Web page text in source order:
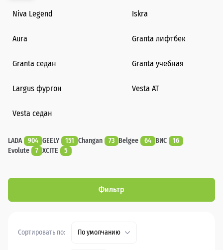
Niva Legend Iskra
Aura Granta лифтбек
Granta седан Granta учебная
Largus фургон Vesta AT
Vesta седан
LADA 904 GEELY 151 Changan 73 Belgee 64 ВИС
16
Evolute
7 XCITE 5
Фильтр
Сортировать по: По умолчанию